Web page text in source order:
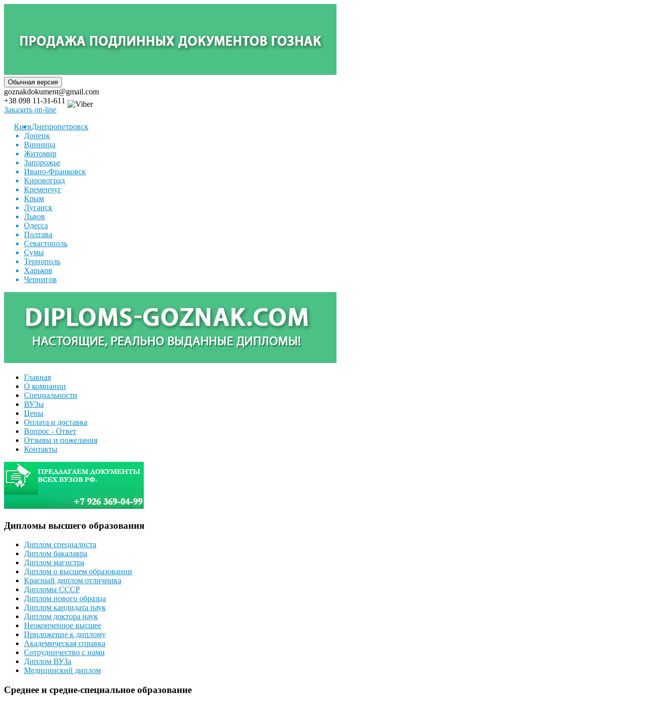
goznakdokument@gmail.com
+38 098 11-31-611
Заказать on-line
КиевДнепропетровск
Донецк
Винница
Житомир
Запорожье
Ивано-Франковск
Кировоград
Кременчуг
Крым
Луганск
Львов
Одесса
Полтава
Севастополь
Сумы
Тернополь
Харьков
Чернигов
Главная
О компании
Специальности
ВУЗы
Цены
Оплата и доставка
Вопрос - Ответ
Отзывы и пожелания
Контакты
Дипломы высшего образования
Диплом специалиста
Диплом бакалавра
Диплом магистра
Диплом о высшем образовании
Красный диплом отличника
Дипломы СССР
Диплом нового образца
Диплом кандидата наук
Диплом доктора наук
Неоконченное высшее
Приложение к диплому
Академическая справка
Сотрудничество с нами
Диплом ВУЗа
Медицинский диплом
Среднее и средне-специальное образование